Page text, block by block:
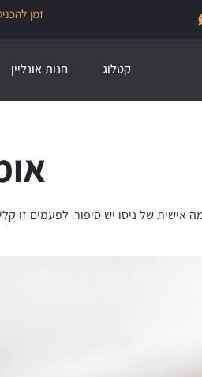
קטלוג חנות אונליין
אישית של ניסו יש סיפור. לפעמים זו